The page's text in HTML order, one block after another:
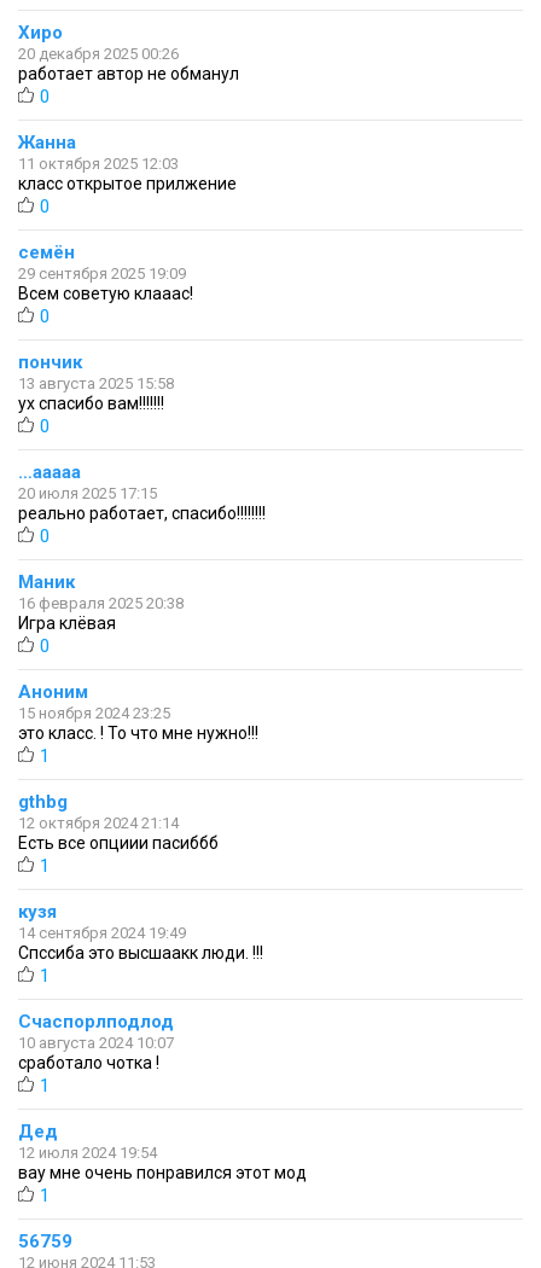
Хиро
20 декабря 2025 00:26
работает автор не обманул
0
Жанна
11 октября 2025 12:03
класс открытое прилжение
0
семён
29 сентября 2025 19:09
Всем советую клааас!
0
пончик
13 августа 2025 15:58
ух спасибо вам!!!!!!!
0
…ааааа
20 июля 2025 17:15
реально работает, спасибо!!!!!!!!
0
Маник
16 февраля 2025 20:38
Игра клёвая
0
Аноним
15 ноября 2024 23:25
это класс. ! То что мне нужно!!!
1
gthbg
12 октября 2024 21:14
Есть все опциии пасиббб
1
кузя
14 сентября 2024 19:49
Спссиба это высшаакк люди. !!!
1
Счаспорлподлод
10 августа 2024 10:07
сработало чотка !
1
Дед
12 июля 2024 19:54
вау мне очень понравился этот мод
1
56759
12 июня 2024 11:53